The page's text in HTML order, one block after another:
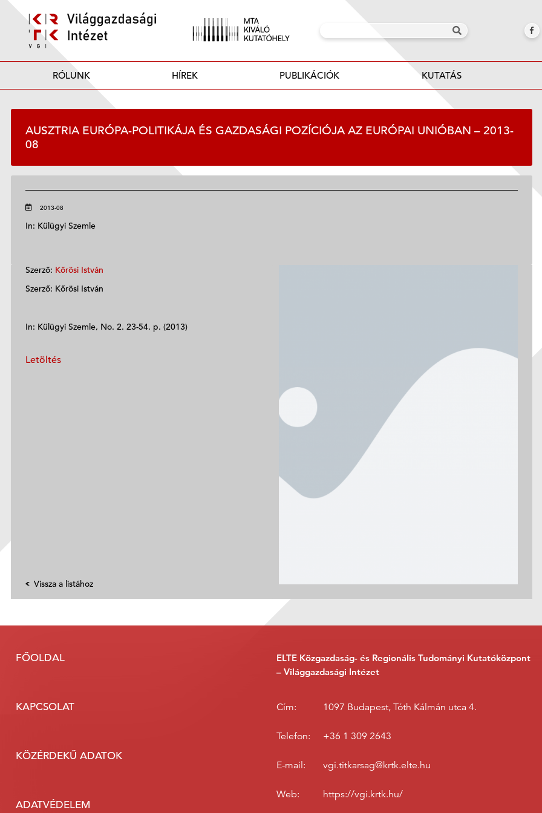
RÓLUNK HÍREK PUBLIKÁCIÓK KUTATÁS
AUSZTRIA EURÓPA-POLITIKÁJA ÉS GAZDASÁGI POZÍCIÓJA AZ EURÓPAI UNIÓBAN – 2013-
08
2013-08
In: Külügyi Szemle
Szerző: Kőrösi István
Szerző: Kőrösi István
In: Külügyi Szemle, No. 2. 23-54. p. (2013)
Letöltés
Vissza a listához
FŐOLDAL
KAPCSOLAT
KÖZÉRDEKŰ ADATOK
ADATVÉDELEM
ELTE Közgazdaság- és Regionális Tudományi Kutatóközpont
– Világgazdasági Intézet
Cím: 1097 Budapest, Tóth Kálmán utca 4.
Telefon: +36 1 309 2643
E-mail: vgi.titkarsag@krtk.elte.hu
Web: https://vgi.krtk.hu/